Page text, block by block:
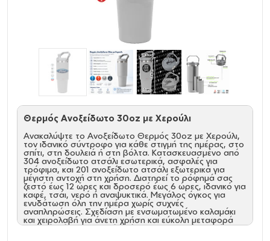
Θερμός Ανοξείδωτο 30oz με Χερούλι
Ανακαλύψτε το Ανοξείδωτο Θερμός 30oz με Χερούλι,
τον ιδανικό σύντροφο για κάθε στιγμή της ημέρας, στο
σπίτι, στη δουλειά ή στη βόλτα. Κατασκευασμένο από
304 ανοξείδωτο ατσάλι εσωτερικά, ασφαλές για
τρόφιμα, και 201 ανοξείδωτο ατσάλι εξωτερικά για
μέγιστη αντοχή στη χρήση. Διατηρεί το ρόφημά σας
ζεστό έως 12 ώρες και δροσερό έως 6 ώρες, ιδανικό για
καφέ, τσάι, νερό ή αναψυκτικά. Μεγάλος όγκος για
ενυδάτωση όλη την ημέρα χωρίς συχνές
αναπληρώσεις. Σχεδίαση με ενσωματωμένο καλαμάκι
και χειρολαβή για άνετη χρήση και εύκολη μεταφορά
παντού. Χάρη στο μεγάλο άνοιγμα, καθαρίζεται εύκολα